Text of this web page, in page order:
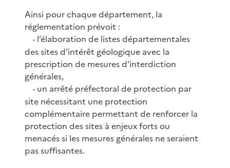
Ainsi pour chaque département, la
réglementation prévoit :
-l’élaboration de listes départementales
des sites d’intérêt géologique avec la
prescription de mesures d’interdiction
générales,
-un arrêté préfectoral de protection par
site nécessitant une protection
complémentaire permettant de renforcer la
protection des sites à enjeux forts ou
menacés si les mesures générales ne seraient
pas suffisantes.